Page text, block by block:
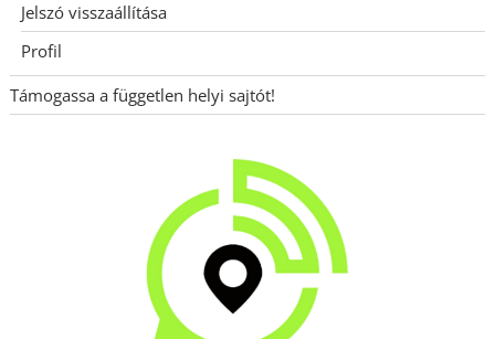
Jelszó visszaállítása
Profil
Támogassa a független helyi sajtót!